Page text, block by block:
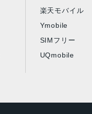
楽天モバイル
Ymobile
SIMフリー
UQmobile